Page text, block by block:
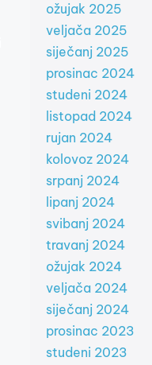
ožujak 2025
veljača 2025
siječanj 2025
prosinac 2024
studeni 2024
listopad 2024
rujan 2024
kolovoz 2024
srpanj 2024
lipanj 2024
svibanj 2024
travanj 2024
ožujak 2024
veljača 2024
siječanj 2024
prosinac 2023
studeni 2023